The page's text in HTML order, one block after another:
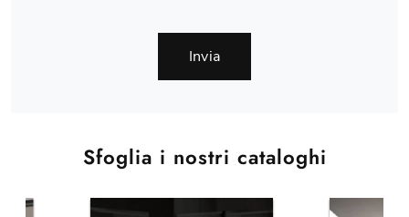
Sfoglia i nostri cataloghi
Invia